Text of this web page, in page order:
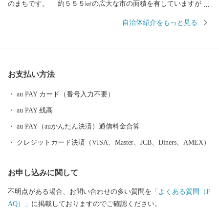
のまちです。 約５５５㎢の広大な市の面積を有していますが、
ては平坦な地形であり、市街地を取り囲むように田園地帯が広が
は実りの秋があり、ここに暮らせば四季の移ろいに衣食をかえな
自治体紹介をもっと見る
お支払い方法
au PAY カード（番号入力不要）
au PAY 残高
au PAY（auかんたん決済）通信料金合算
クレジットカード決済（VISA、Master、JCB、Diners、AMEX）
お申し込みに関して
不明点がある場合、お問い合わせの多い質問を 「よくある質問（F
AQ）」 に掲載しておりますのでご確認ください。